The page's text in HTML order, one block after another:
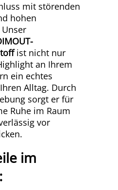
mit störenden
hohen
ist nicht nur
an Ihrem
ein echtes
Alltag. Durch
sorgt er für
Ruhe im Raum
vor
im